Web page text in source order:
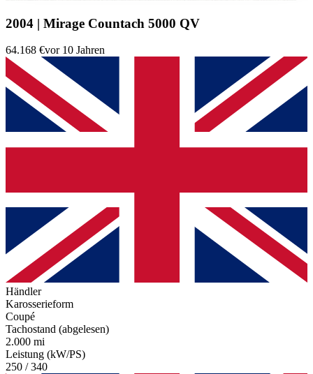
2004 | Mirage Countach 5000 QV
64.168 €vor 10 Jahren
Händler
Karosserieform
Coupé
Tachostand (abgelesen)
2.000 mi
Leistung (kW/PS)
250 / 340